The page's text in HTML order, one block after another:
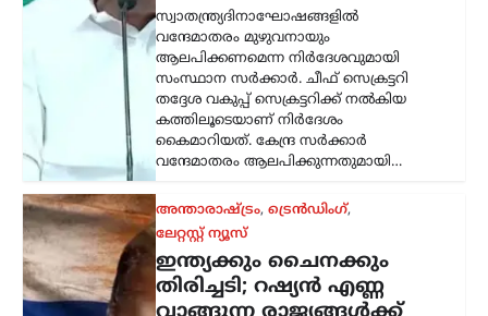
റഷ്യയിൽ നിന്ന് എണ്ണയും
പ്രകൃതിവാതകവും വാങ്ങുന്ന
രാജ്യങ്ങൾക്കെതിരെ കടുത്ത
സാമ്പത്തിക നടപടികൾക്ക്
വഴിയൊരുക്കുന്ന ബില്ലിന് യുഎസ്
സെനറ്റ് അംഗീകാരം നൽകി. ഇന്ത്യ,
ചൈന ഉൾപ്പെടെയുള്ള രാജ്യങ്ങൾക്ക്
100…
ട്രെൻഡിംഗ്,ദേശീയം,ലേറ്റസ്റ്റ് ന്യൂസ്
യുപിഐ ചാർജ് നീക്കം
പിൻവലിക്കണം;
കേന്ദ്രത്തിനെതിരെ